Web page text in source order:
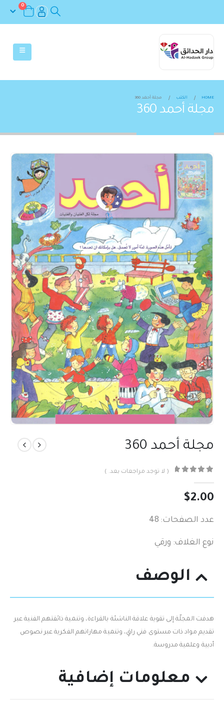
0
HOME الكتب مجلة أحمد 360
مجلة أحمد 360
مجلة أحمد 360
( لا توجد مراجعات بعد. )
$2.00
عدد الصفحات: 48
نوع الغلاف: ورقي
الوصف
هدفت المجلّة إلى تقوية علاقة الناشئة بالقراءة، وتنمية ذائقتهم الفنية عبر
تقديم مواد ذات مستوى فني راقٍ، وتنمية مهاراتهم الفكرية عبر نصوص
أدبية وعلمية مدروسة.
معلومات إضافية